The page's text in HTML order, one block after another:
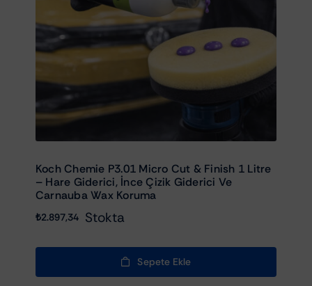
Koch Chemie P3.01 Micro Cut & Finish 1 Litre
– Hare Giderici, İnce Çizik Giderici Ve
Carnauba Wax Koruma
₺2.897,34 Stokta
Sepete Ekle